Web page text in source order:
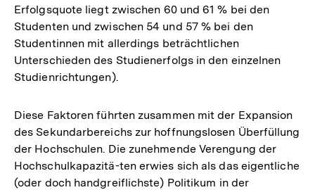
Erfolgsquote liegt zwischen 60 und 61 % bei den
Studenten und zwischen 54 und 57 % bei den
Studentinnen mit allerdings beträchtlichen
Unterschieden des Studienerfolgs in den einzelnen
Studienrichtungen).
Diese Faktoren führten zusammen mit der Expansion
des Sekundarbereichs zur hoffnungslosen Überfüllung
der Hochschulen. Die zunehmende Verengung der
Hochschulkapazitä-ten erwies sich als das eigentliche
(oder doch handgreiflichste) Politikum in der